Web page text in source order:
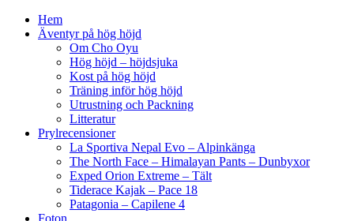
Hem
Äventyr på hög höjd
Om Cho Oyu
Hög höjd – höjdsjuka
Kost på hög höjd
Träning inför hög höjd
Utrustning och Packning
Litteratur
Prylrecensioner
La Sportiva Nepal Evo – Alpinkänga
The North Face – Himalayan Pants – Dunbyxor
Exped Orion Extreme – Tält
Tiderace Kajak – Pace 18
Patagonia – Capilene 4
Foton